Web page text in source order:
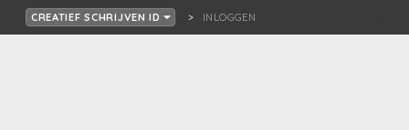
CREATIEF SCHRIJVEN ID INLOGGEN